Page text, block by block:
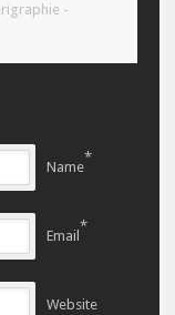
-
Name
*
Email
*
Website